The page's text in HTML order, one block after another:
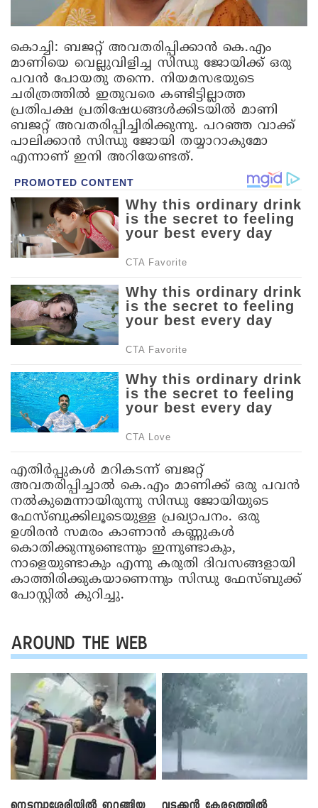
കൊച്ചി: ബജറ്റ് അവതരിപ്പിക്കാൻ കെ.എം
മാണിയെ വെല്ലുവിളിച്ച സിന്ധു ജോയിക്ക് ഒരു
പവൻ പോയതു തന്നെ. നിയമസഭയുടെ
ചരിത്രത്തിൽ ഇതുവരെ കണ്ടിട്ടില്ലാത്ത
പ്രതിപക്ഷ പ്രതിഷേധങ്ങൾക്കിടയിൽ മാണി
ബജറ്റ് അവതരിപ്പിച്ചിരിക്കുന്നു. പറഞ്ഞ വാക്ക്
പാലിക്കാൻ സിന്ധു ജോയി തയ്യാറാകുമോ
എന്നാണ് ഇനി അറിയേണ്ടത്.
എതിർപ്പുകൾ മറികടന്ന് ബജറ്റ്
അവതരിപ്പിച്ചാൽ കെ.എം മാണിക്ക് ഒരു പവൻ
നൽകുമെന്നായിരുന്നു സിന്ധു ജോയിയുടെ
ഫേസ്ബുക്കിലൂടെയുള്ള പ്രഖ്യാപനം. ഒരു
ഉശിരൻ സമരം കാണാൻ കണ്ണുകൾ
കൊതിക്കുന്നുണ്ടെന്നും ഇന്നുണ്ടാകും,
നാളെയുണ്ടാകും എന്നു കരുതി ദിവസങ്ങളായി
കാത്തിരിക്കുകയാണെന്നും സിന്ധു ഫേസ്ബുക്ക്
പോസ്റ്റിൽ കുറിച്ചു.
AROUND THE WEB